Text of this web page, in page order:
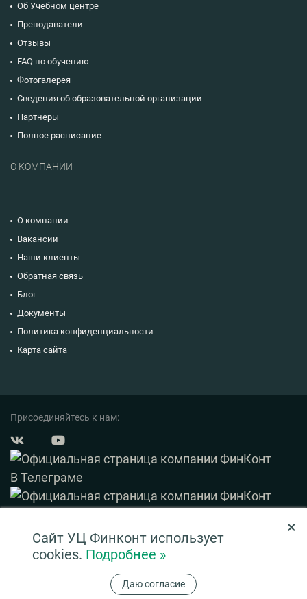
Об Учебном центре
Преподаватели
Отзывы
FAQ по обучению
Фотогалерея
Сведения об образовательной организации
Партнеры
Полное расписание
О КОМПАНИИ
О компании
Вакансии
Наши клиенты
Обратная связь
Блог
Документы
Политика конфиденциальности
Карта сайта
Присоединяйтесь к нам:
© 2003 — 2026 ФинКонт. Все права защищены.
Нашли ошибку? Выделите ее и нажмите Ctrl+Enter
Информация на сайте ни при каких условиях не является публичной офертой,
определяемой положениями ч. 2 ст. 437 ГК РФ
×
Сайт УЦ Финконт использует
cookies. Подробнее »
Даю согласие